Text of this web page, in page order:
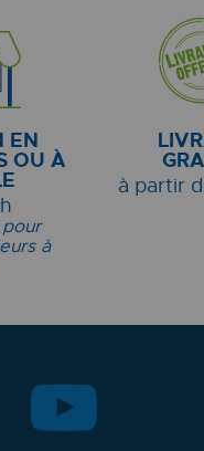
EN
OU À
à
à partir